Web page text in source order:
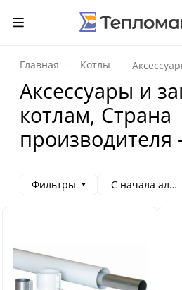
Главная Котлы
Аксессуары и
котлам, Страна
производителя
Фильтры С начала